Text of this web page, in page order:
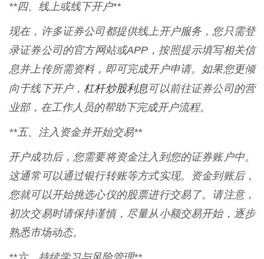
**四、线上或线下开户**
现在，许多证券公司都提供线上开户服务，您只需登
录证券公司的官方网站或APP，按照提示填写相关信
息并上传所需资料，即可完成开户申请。如果您更倾
向于线下开户，杠杆炒股利息可以前往证券公司的营
业部，在工作人员的帮助下完成开户流程。
**五、注入资金并开始交易**
开户成功后，您需要将资金注入到您的证券账户中。
这通常可以通过银行转账等方式实现。资金到账后，
您就可以开始挑选心仪的股票进行交易了。请注意，
初次交易时请保持谨慎，尽量从小额交易开始，逐步
熟悉市场动态。